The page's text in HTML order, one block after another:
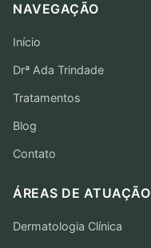
NAVEGAÇÃO
Início
Drª Ada Trindade
Tratamentos
Blog
Contato
ÁREAS DE ATUAÇÃO
Dermatologia Clínica